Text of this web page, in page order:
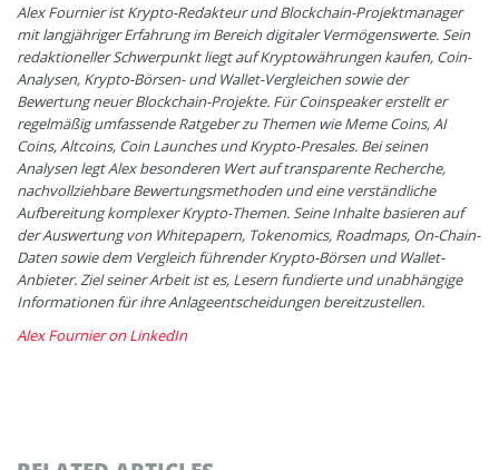
Alex Fournier ist Krypto-Redakteur und Blockchain-Projektmanager
mit langjähriger Erfahrung im Bereich digitaler Vermögenswerte. Sein
redaktioneller Schwerpunkt liegt auf Kryptowährungen kaufen, Coin-
Analysen, Krypto-Börsen- und Wallet-Vergleichen sowie der
Bewertung neuer Blockchain-Projekte. Für Coinspeaker erstellt er
regelmäßig umfassende Ratgeber zu Themen wie Meme Coins, AI
Coins, Altcoins, Coin Launches und Krypto-Presales. Bei seinen
Analysen legt Alex besonderen Wert auf transparente Recherche,
nachvollziehbare Bewertungsmethoden und eine verständliche
Aufbereitung komplexer Krypto-Themen. Seine Inhalte basieren auf
der Auswertung von Whitepapern, Tokenomics, Roadmaps, On-Chain-
Daten sowie dem Vergleich führender Krypto-Börsen und Wallet-
Anbieter. Ziel seiner Arbeit ist es, Lesern fundierte und unabhängige
Informationen für ihre Anlageentscheidungen bereitzustellen.
Alex Fournier on LinkedIn